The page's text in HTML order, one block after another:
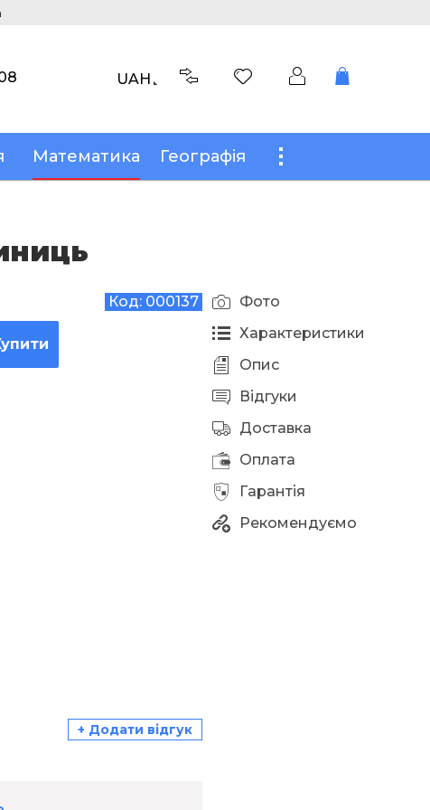
UAH
Математика Географія
Фото
Характеристики
Опис
Відгуки
Доставка
Оплата
Гарантія
Рекомендуємо
Код: 000137
+ Додати відгук